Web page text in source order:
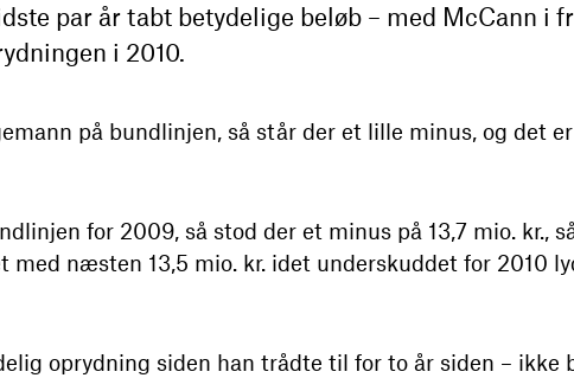
par år tabt betydelige beløb – med McCann i
i 2010.
på bundlinjen, så står der et lille minus, og det
for 2009, så stod der et minus på 13,7 mio. kr.,
næsten 13,5 mio. kr. idet underskuddet for 2010
oprydning siden han trådte til for to år siden – ikke